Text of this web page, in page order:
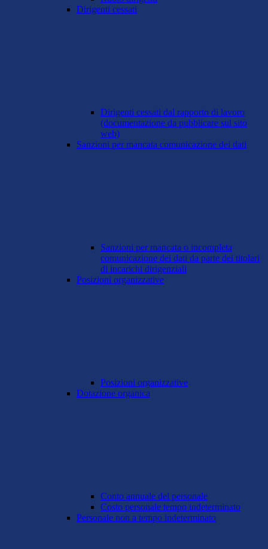
Dirigenti cessati
Dirigenti cessati dal rapporto di lavoro
(documentazione da pubblicare sul sito
web)
Sanzioni per mancata comunicazione dei dati
Sanzioni per mancata o incompleta
comunicazione dei dati da parte dei titolari
di incarichi dirigenziali
Posizioni organizzative
Posizioni organizzative
Dotazione organica
Conto annuale del personale
Costo personale tempo indeterminato
Personale non a tempo indeterminato